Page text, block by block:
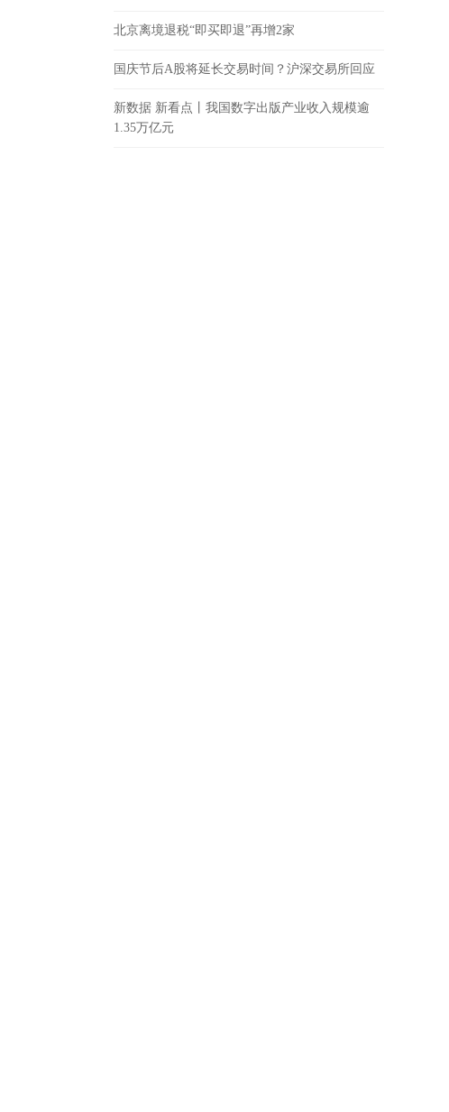
北京离境退税“即买即退”再增2家
国庆节后A股将延长交易时间？沪深交易所回应
新数据 新看点丨我国数字出版产业收入规模逾
1.35万亿元